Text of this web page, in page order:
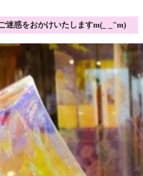
迷惑をおかけいたしますm(_ _"m)